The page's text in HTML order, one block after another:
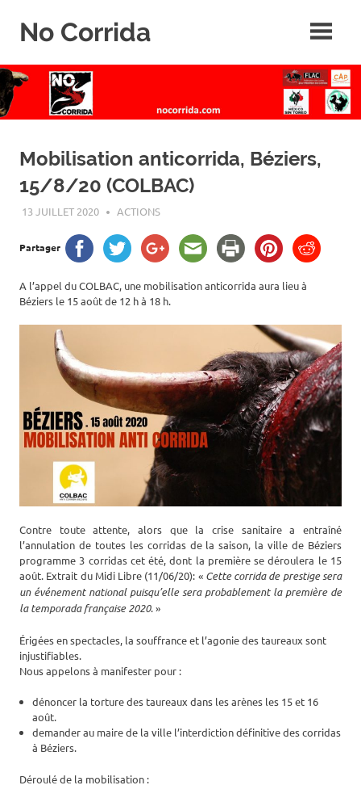
No Corrida
de
la
corrida
Mobilisation anticorrida, Béziers,
15/8/20 (COLBAC)
13 JUILLET 2020 ROGER LAHANA
ACTIONS
Partager
A l’appel du COLBAC, une mobilisation anticorrida aura lieu à
Béziers le 15 août de 12 h à 18 h.
Contre toute attente, alors que la crise sanitaire a entraîné
l’annulation de toutes les corridas de la saison, la ville de Béziers
programme 3 corridas cet été, dont la première se déroulera le 15
août. Extrait du Midi Libre (11/06/20): « Cette corrida de prestige sera
un événement national puisqu’elle sera probablement la première de
la temporada française 2020. »
Érigées en spectacles, la souffrance et l’agonie des taureaux sont
injustifiables.
Nous appelons à manifester pour :
dénoncer la torture des taureaux dans les arènes les 15 et 16
août.
demander au maire de la ville l’interdiction définitive des corridas
à Béziers.
Déroulé de la mobilisation :